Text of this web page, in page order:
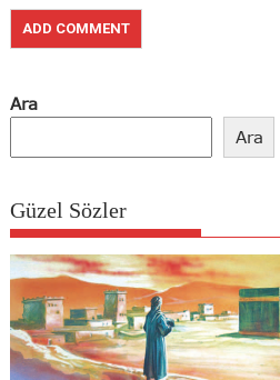
Ara
Ara
Güzel Sözler